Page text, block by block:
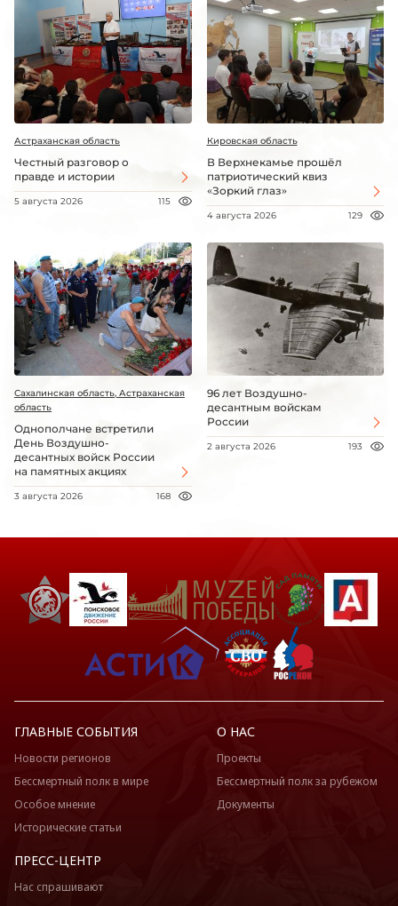
Астраханская область
Честный разговор о
правде и истории
5 августа 2026 115
Кировская область
В Верхнекамье прошёл
патриотический квиз
«Зоркий глаз»
4 августа 2026 129
Сахалинская область, Астраханская
область
Однополчане встретили
День Воздушно-
десантных войск России
на памятных акциях
3 августа 2026 168
96 лет Воздушно-
десантным войскам
России
2 августа 2026 193
ГЛАВНЫЕ СОБЫТИЯ
Новости регионов
Бессмертный полк в мире
Особое мнение
Исторические статьи
О НАС
Проекты
Бессмертный полк за рубежом
Документы
ПРЕСС-ЦЕНТР
Нас спрашивают